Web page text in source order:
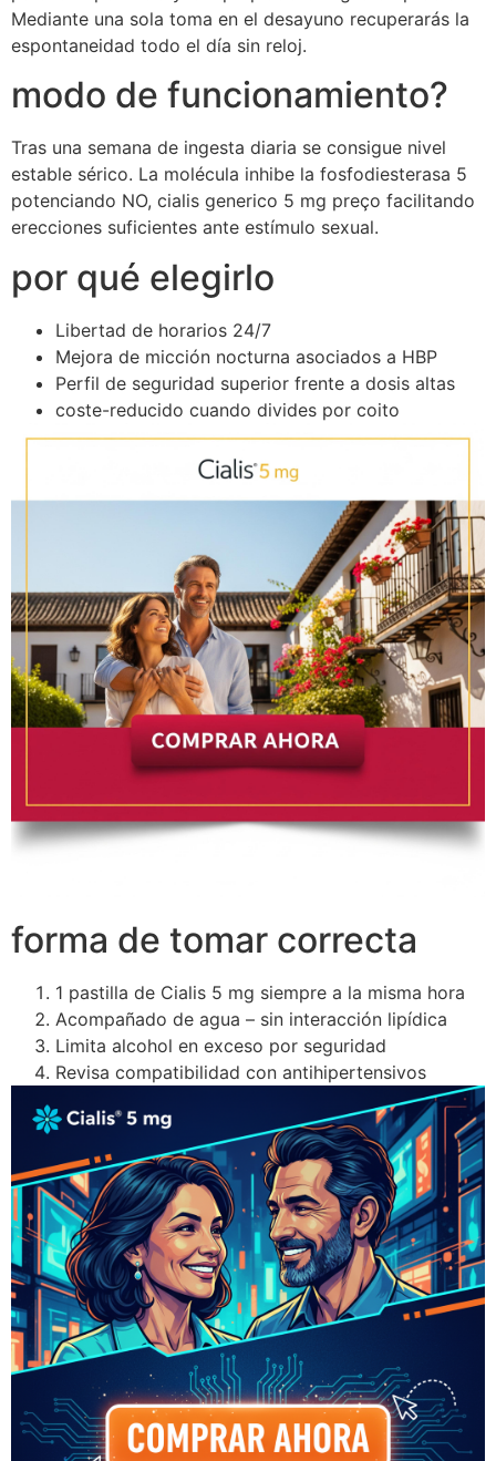
Mediante una sola toma en el desayuno recuperarás la
espontaneidad todo el día sin reloj.
modo de funcionamiento?
Tras una semana de ingesta diaria se consigue nivel
estable sérico. La molécula inhibe la fosfodiesterasa 5
potenciando NO, cialis generico 5 mg preço facilitando
erecciones suficientes ante estímulo sexual.
por qué elegirlo
Libertad de horarios 24/7
Mejora de micción nocturna asociados a HBP
Perfil de seguridad superior frente a dosis altas
coste-reducido cuando divides por coito
forma de tomar correcta
1 pastilla de Cialis 5 mg siempre a la misma hora
Acompañado de agua – sin interacción lipídica
Limita alcohol en exceso por seguridad
Revisa compatibilidad con antihipertensivos